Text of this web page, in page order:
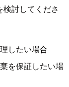
討してくださ
したい場合
を保証したい場